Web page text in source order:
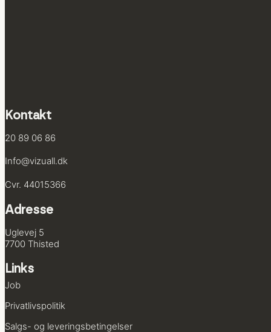
Kontakt
20 89 06 86
Info@vizuall.dk
Cvr. 44015366
Adresse
Uglevej 5
7700 Thisted
Links
Job
Privatlivs­politik
Salgs- og leverings­betingelser